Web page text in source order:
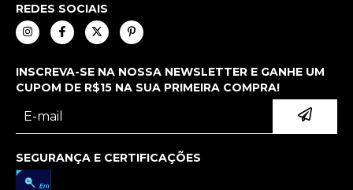
REDES SOCIAIS
INSCREVA-SE NA NOSSA NEWSLETTER E GANHE UM
CUPOM DE R$15 NA SUA PRIMEIRA COMPRA!
SEGURANÇA E CERTIFICAÇÕES